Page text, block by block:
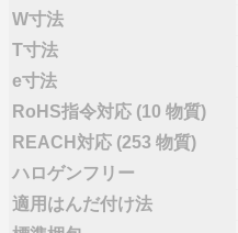
W寸法
T寸法
e寸法
RoHS指令対応 (10 物質)
REACH対応 (253 物質)
ハロゲンフリー
適用はんだ付け法